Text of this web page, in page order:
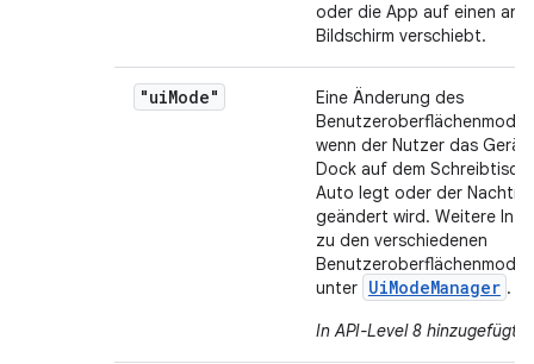
oder die App auf einen
Bildschirm verschiebt.
"uiMode"
Eine Änderung des
wenn der Nutzer das Gerät
Dock auf dem Schreibtisch
Auto legt oder der
geändert wird. Weitere
zu den verschiedenen
Benutzeroberflächenmodi
unter UiModeManager .
In API-Level 8 hinzugefügt